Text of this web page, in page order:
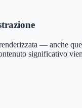
— anche
significativo